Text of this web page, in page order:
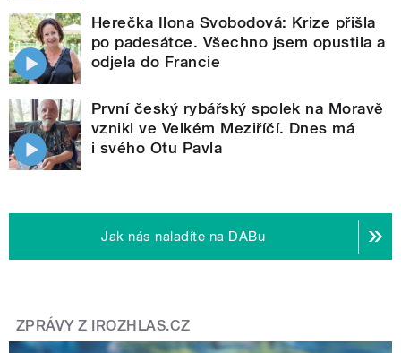
Herečka Ilona Svobodová: Krize přišla
po padesátce. Všechno jsem opustila a
odjela do Francie
První český rybářský spolek na Moravě
vznikl ve Velkém Meziříčí. Dnes má
i svého Otu Pavla
Jak nás naladíte na DABu
ZPRÁVY Z IROZHLAS.CZ